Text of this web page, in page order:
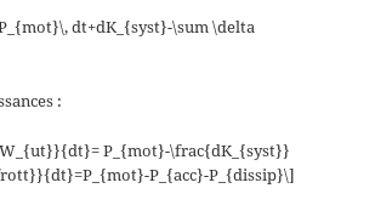
dt+dK_{syst}-\sum \delta
:
P_{mot}-\frac{dK_{syst}}
P_{acc}-P_{dissip}\]